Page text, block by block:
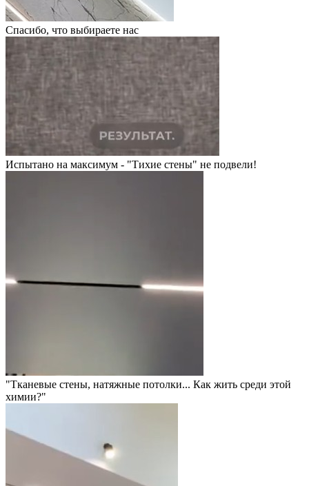
Спасибо, что выбираете нас
Испытано на максимум - "Тихие стены" не подвели!
"Тканевые стены, натяжные потолки... Как жить среди этой
химии?"